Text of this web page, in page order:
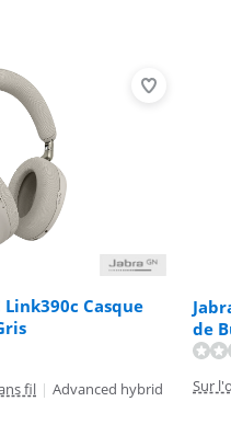
Link390c Casque
sur 1 avis.
fil | Advanced hybrid
de
Sur